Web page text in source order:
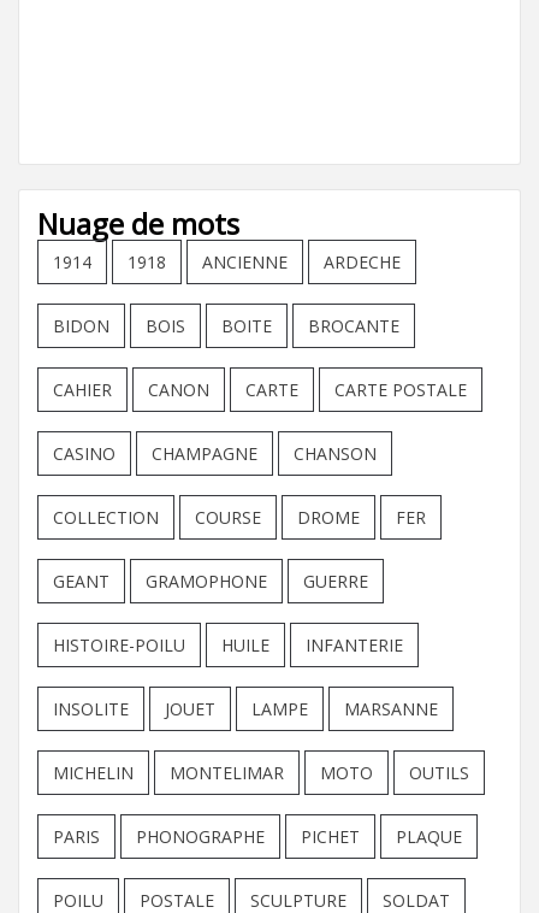
Nuage de mots
1914 1918 ANCIENNE ARDECHE
BIDON BOIS BOITE BROCANTE
CAHIER CANON CARTE CARTE POSTALE
CASINO CHAMPAGNE CHANSON
COLLECTION COURSE DROME FER
GEANT GRAMOPHONE GUERRE
HISTOIRE-POILU HUILE INFANTERIE
INSOLITE JOUET LAMPE MARSANNE
MICHELIN MONTELIMAR MOTO OUTILS
PARIS PHONOGRAPHE PICHET PLAQUE
POILU POSTALE SCULPTURE SOLDAT